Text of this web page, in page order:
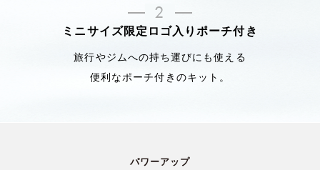
2
ミニサイズ限定ロゴ入りポーチ付き
旅行やジムへの持ち運びにも使える
便利なポーチ付きのキット。
パワーアップ